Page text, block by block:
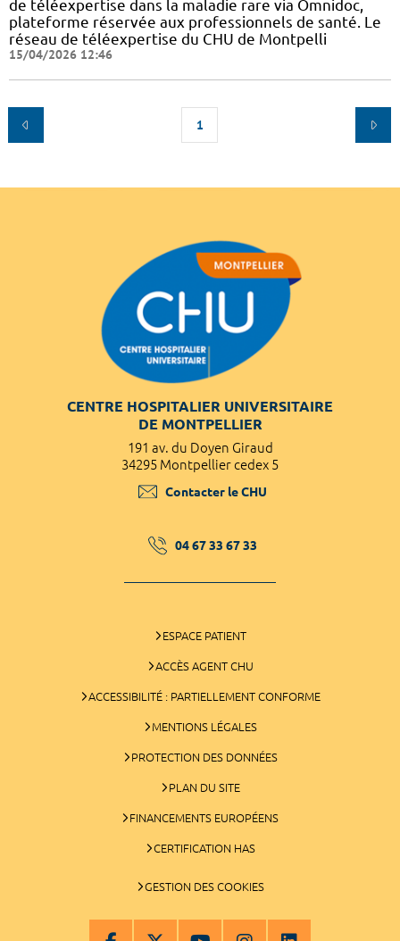
de téléexpertise dans la maladie rare via Omnidoc,
plateforme réservée aux professionnels de santé. Le
réseau de téléexpertise du CHU de Montpelli
15/04/2026 12:46
1
CENTRE HOSPITALIER UNIVERSITAIRE
DE MONTPELLIER
191 av. du Doyen Giraud
34295 Montpellier cedex 5
Contacter le CHU
04 67 33 67 33
ESPACE PATIENT
ACCÈS AGENT CHU
ACCESSIBILITÉ : PARTIELLEMENT CONFORME
MENTIONS LÉGALES
PROTECTION DES DONNÉES
PLAN DU SITE
FINANCEMENTS EUROPÉENS
CERTIFICATION HAS
GESTION DES COOKIES